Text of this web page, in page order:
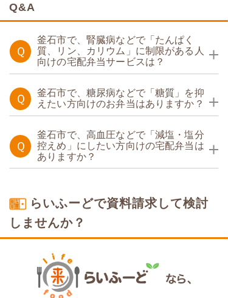
Q&A
Ｑ
釜石市で、腎臓病などで「たんぱく
質、リン、カリウム」に制限がある人
向けの宅配弁当サービスは？
Ｑ
釜石市で、糖尿病などで「糖質」を抑
えたい方向けのお弁当はありますか？
Ｑ
釜石市で、高血圧などで「減塩・塩分
控えめ」にしたい方向けの宅配弁当は
ありますか？
らいふーどで資料請求して検討
しませんか？